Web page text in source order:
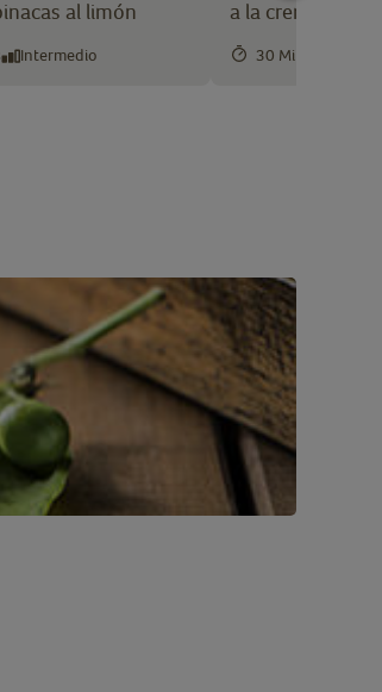
al limón
Intermedio
a la crema
30 Minutos